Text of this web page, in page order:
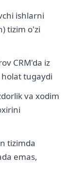
ishlarni
tizim o'zi
CRM'da iz
tugaydi
va xodim
tizimda
emas,